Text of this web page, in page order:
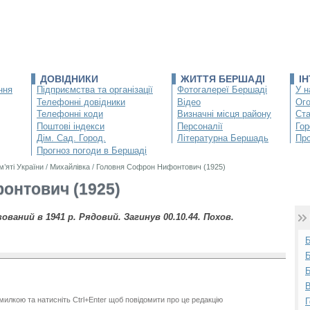
ДОВІДНИКИ
Підприємства та організації
Телефонні довідники
Телефонні коди
Поштові індекси
Дім. Сад. Город.
Прогноз погоди в Бершаді
ЖИТТЯ БЕРШАДІ
Фотогалереї Бершаді
Відео
Визначні місця району
Персоналії
Літературна Бершадь
У
України / Михайлівка / Головня Софрон Нифонтович (1925)
(1925)
в 1941 р. Рядовий. Загинув 00.10.44. Похов.
та натисніть Ctrl+Enter щоб повідомити про це редакцію